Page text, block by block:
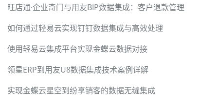
旺店通·企业奇门与用友BIP数据集成：客户退款管理
如何通过轻易云实现钉钉数据集成与高效处理
使用轻易云集成平台实现金蝶云数据对接
领星ERP到用友U8数据集成技术案例详解
实现金蝶云星空到纷享销客的数据无缝集成